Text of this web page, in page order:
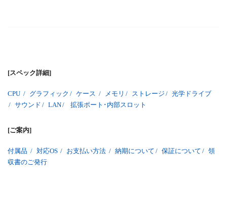
[スペック詳細]
CPU / グラフィック / ケース / メモリ / ストレージ / 光学ドライブ
/ サウンド / LAN/ 拡張ポート･内部スロット
[ご案内]
付属品 / 対応OS / お支払い方法 / 納期について / 保証について / 領
収書のご発行